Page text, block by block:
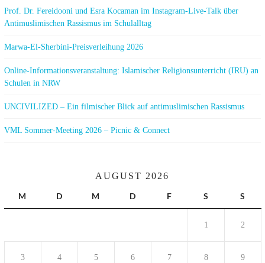
Prof. Dr. Fereidooni und Esra Kocaman im Instagram-Live-Talk über
Antimuslimischen Rassismus im Schulalltag
Marwa-El-Sherbini-Preisverleihung 2026
Online-Informationsveranstaltung: Islamischer Religionsunterricht (IRU) an
Schulen in NRW
UNCIVILIZED – Ein filmischer Blick auf antimuslimischen Rassismus
VML Sommer-Meeting 2026 – Picnic & Connect
AUGUST 2026
M
D M D F S S
1 2
3 4 5 6 7 8 9